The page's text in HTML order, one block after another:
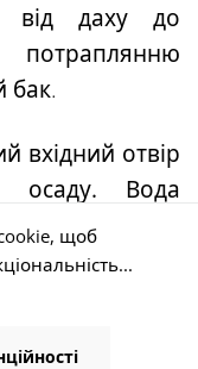
даху до
бак.
вхідний отвір
осаду. Вода
зони
плаваючої
стабільно
щоб